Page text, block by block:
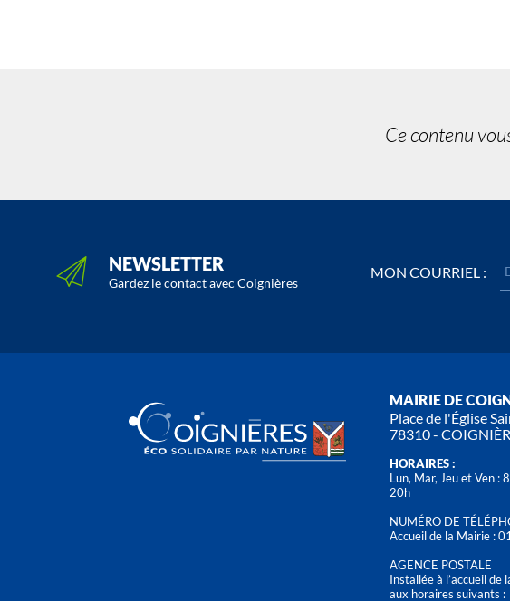
Ce contenu
NEWSLETTER
Gardez le contact avec Coignières
MON COURRIEL :
MAIRIE DE
Place de l'Église
78310 -
HORAIRES :
Lun, Mar, Jeu et Ven
20h
NUMÉRO DE
Accueil de la Mairie :
AGENCE POSTALE
Installée à l’accueil
aux horaires suivants :